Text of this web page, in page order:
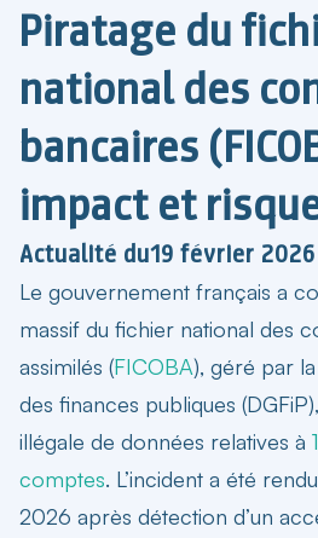
Piratage du
national des
bancaires
impact et
Actualité du19 février 2026
Le gouvernement français a
massif du fichier national des
assimilés (FICOBA), géré par
des finances publiques
illégale de données relatives à
comptes. L’incident a été
2026 après détection d’un